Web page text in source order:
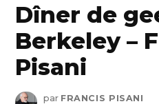
Dîner de
Berkeley –
Pisani
par FRANCIS PISANI